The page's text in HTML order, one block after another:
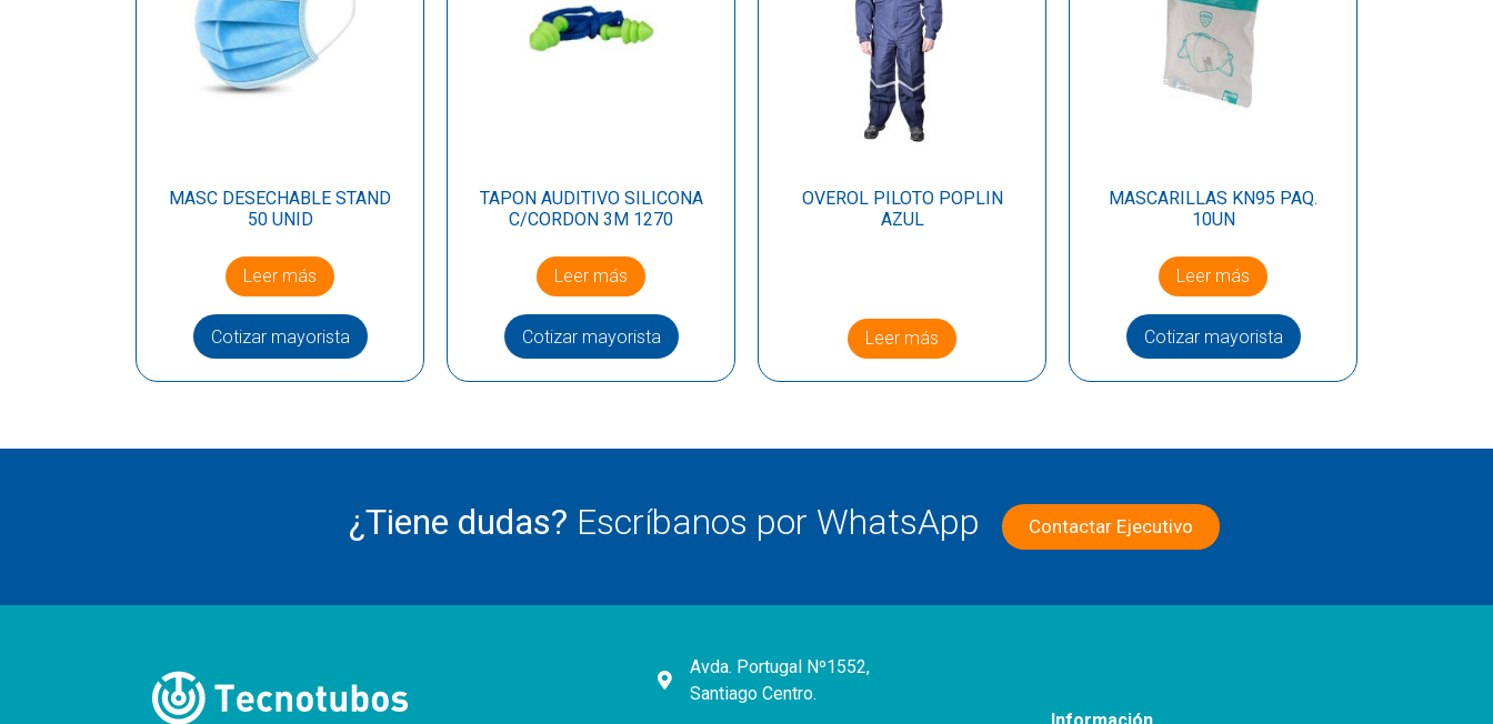
MASC DESECHABLE STAND
50 UNID
Leer más
Cotizar mayorista
TAPON AUDITIVO SILICONA
C/CORDON 3M 1270
Leer más
Cotizar mayorista
OVEROL PILOTO POPLIN
AZUL
Leer más
MASCARILLAS KN95 PAQ.
10UN
Leer más
Cotizar mayorista
¿Tiene dudas? Escríbanos por WhatsApp Contactar Ejecutivo
Avda. Portugal Nº1552,
Santiago Centro.
Información